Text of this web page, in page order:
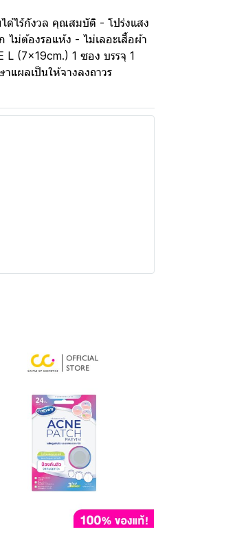
ด้ไร้กังวล คุณสมบัติ - โปร่งแสง
ไม่ต้องรอแห้ง - ไม่เลอะเสื้อผ้า
(7x19cm.) 1 ซอง บรรจุ 1
ผลเป็นให้จางลงถาวร